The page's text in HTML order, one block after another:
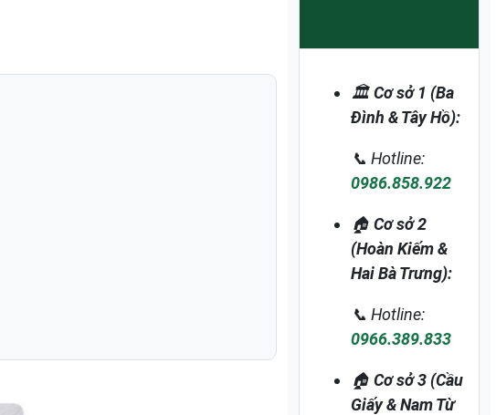
🏛️Cơ sở 1 (Ba
Đình & Tây Hồ):
📞 Hotline:
0986.858.922
🏠 Cơ sở 2
(Hoàn Kiếm &
Hai Bà Trưng):
📞 Hotline:
0966.389.833
🏠 Cơ sở 3 (Cầu
Giấy & Nam Từ